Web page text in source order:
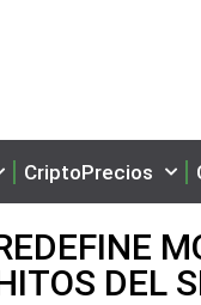
CriptoPrecios
DEL